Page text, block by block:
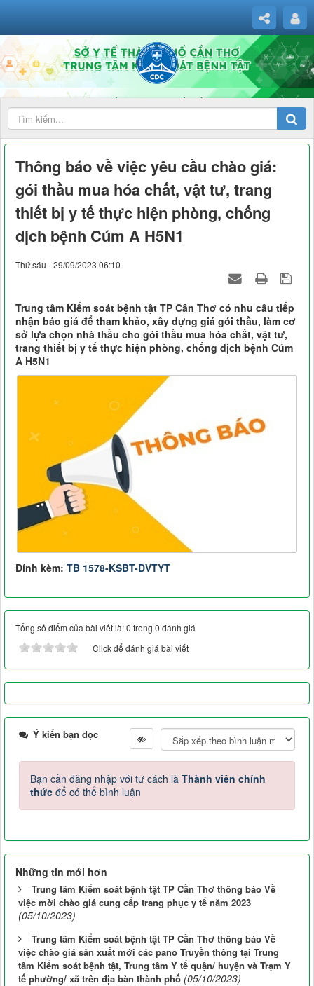
Thông báo về việc yêu cầu chào giá:
gói thầu mua hóa chất, vật tư, trang
thiết bị y tế thực hiện phòng, chống
dịch bệnh Cúm A H5N1
Thứ sáu - 29/09/2023 06:10
Trung tâm Kiểm soát bệnh tật TP Cần Thơ có nhu cầu tiếp
nhận báo giá để tham khảo, xây dựng giá gói thầu, làm cơ
sở lựa chọn nhà thầu cho gói thầu mua hóa chất, vật tư,
trang thiết bị y tế thực hiện phòng, chống dịch bệnh Cúm
A H5N1
Đính kèm: TB 1578-KSBT-DVTYT
Tổng số điểm của bài viết là: 0 trong 0 đánh giá
Click để đánh giá bài viết
Ý kiến bạn đọc
Bạn cần đăng nhập với tư cách là Thành viên chính
thức để có thể bình luận
Những tin mới hơn
Trung tâm Kiểm soát bệnh tật TP Cần Thơ thông báo Về
việc mời chào giá cung cấp trang phục y tế năm 2023
(05/10/2023)
Trung tâm Kiểm soát bệnh tật TP Cần Thơ thông báo Về
việc chào giá sản xuất mới các pano Truyền thông tại Trung
tâm Kiểm soát bệnh tật, Trung tâm Y tế quận/ huyện và Trạm Y
tế phường/ xã trên địa bàn thành phố (05/10/2023)